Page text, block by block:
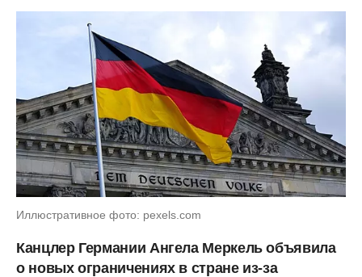
Иллюстративное фото: pexels.com
Канцлер Германии Ангела Меркель объявила
о новых ограничениях в стране из-за